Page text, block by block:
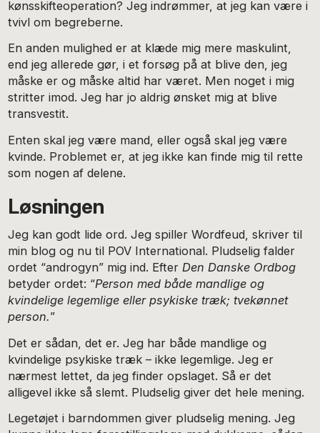
kønsskifteoperation? Jeg indrømmer, at jeg kan være i
tvivl om begreberne.
En anden mulighed er at klæde mig mere maskulint,
end jeg allerede gør, i et forsøg på at blive den, jeg
måske er og måske altid har været. Men noget i mig
stritter imod. Jeg har jo aldrig ønsket mig at blive
transvestit.
Enten skal jeg være mand, eller også skal jeg være
kvinde. Problemet er, at jeg ikke kan finde mig til rette
som nogen af delene.
Løsningen
Jeg kan godt lide ord. Jeg spiller Wordfeud, skriver til
min blog og nu til POV International. Pludselig falder
ordet “androgyn” mig ind. Efter Den Danske Ordbog
betyder ordet: “Person med både mandlige og
kvindelige legemlige eller psykiske træk; tvekønnet
person.”
Det er sådan, det er. Jeg har både mandlige og
kvindelige psykiske træk – ikke legemlige. Jeg er
nærmest lettet, da jeg finder opslaget. Så er det
alligevel ikke så slemt. Pludselig giver det hele mening.
Legetøjet i barndommen giver pludselig mening. Jeg